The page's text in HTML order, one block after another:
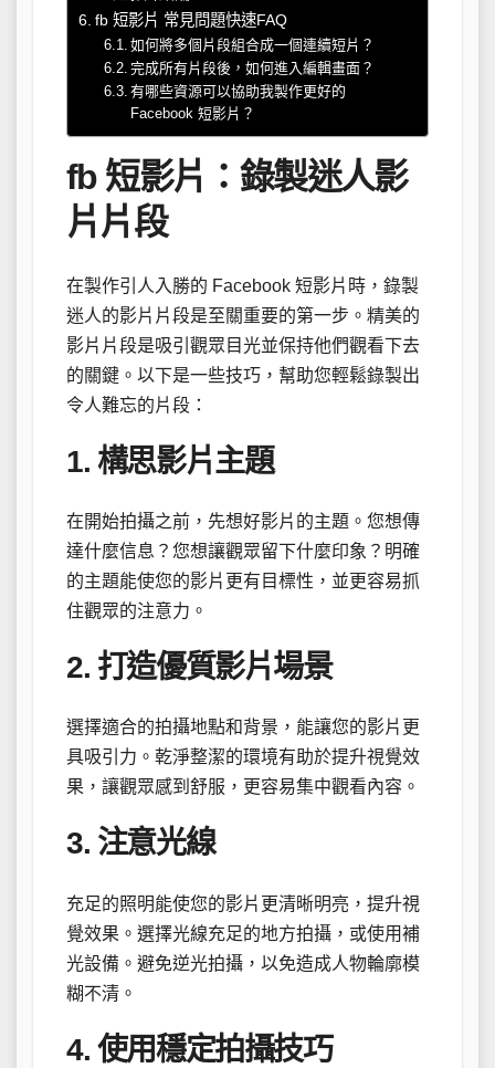
fb 短影片 常見問題快速FAQ
如何將多個片段組合成一個連續短片？
完成所有片段後，如何進入編輯畫面？
有哪些資源可以協助我製作更好的
Facebook 短影片？
fb 短影片：錄製迷人影
片片段
在製作引人入勝的 Facebook 短影片時，錄製
迷人的影片片段是至關重要的第一步。精美的
影片片段是吸引觀眾目光並保持他們觀看下去
的關鍵。以下是一些技巧，幫助您輕鬆錄製出
令人難忘的片段：
1. 構思影片主題
在開始拍攝之前，先想好影片的主題。您想傳
達什麼信息？您想讓觀眾留下什麼印象？明確
的主題能使您的影片更有目標性，並更容易抓
住觀眾的注意力。
2. 打造優質影片場景
選擇適合的拍攝地點和背景，能讓您的影片更
具吸引力。乾淨整潔的環境有助於提升視覺效
果，讓觀眾感到舒服，更容易集中觀看內容。
3. 注意光線
充足的照明能使您的影片更清晰明亮，提升視
覺效果。選擇光線充足的地方拍攝，或使用補
光設備。避免逆光拍攝，以免造成人物輪廓模
糊不清。
4. 使用穩定拍攝技巧